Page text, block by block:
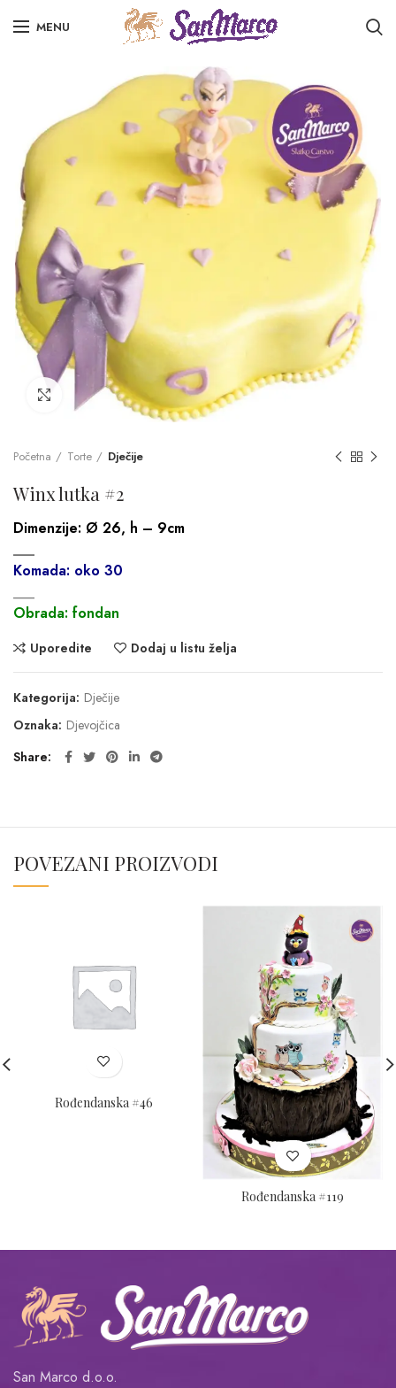
MENU
Click to enlarge
Početna Torte Dječije
Winx lutka #2
Dimenzije: Ø 26, h – 9cm
Komada: oko 30
Obrada: fondan
Uporedite Dodaj u listu želja
Kategorija: Dječije
Oznaka: Djevojčica
Share
POVEZANI PROIZVODI
Rođendanska #46
Rođendanska #119
San Marco d.o.o.